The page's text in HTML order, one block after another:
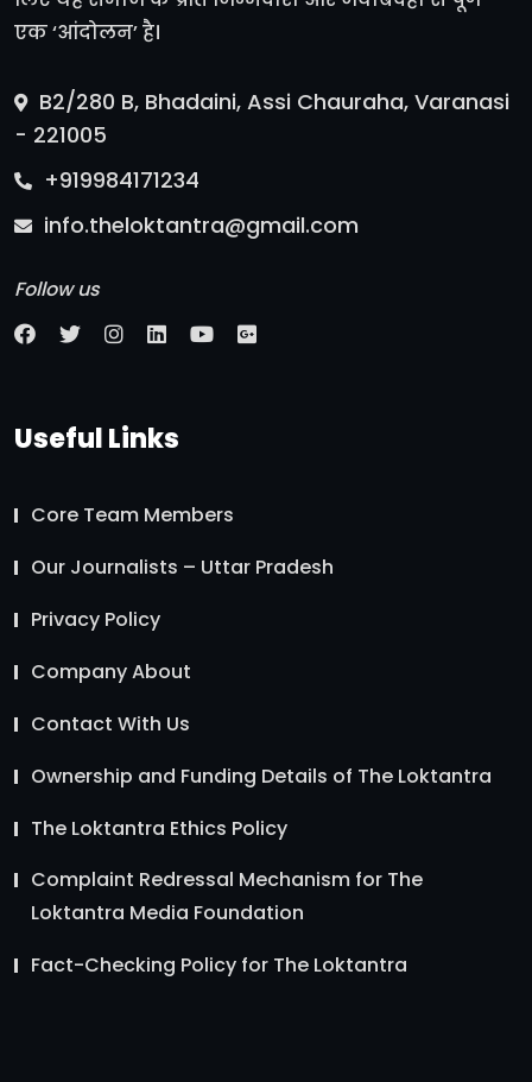
एक ‘आंदोलन’ है।
B2/280 B, Bhadaini, Assi Chauraha, Varanasi
- 221005
+919984171234
info.theloktantra@gmail.com
Follow us
Useful Links
Core Team Members
Our Journalists – Uttar Pradesh
Privacy Policy
Company About
Contact With Us
Ownership and Funding Details of The Loktantra
The Loktantra Ethics Policy
Complaint Redressal Mechanism for The
Loktantra Media Foundation
Fact-Checking Policy for The Loktantra